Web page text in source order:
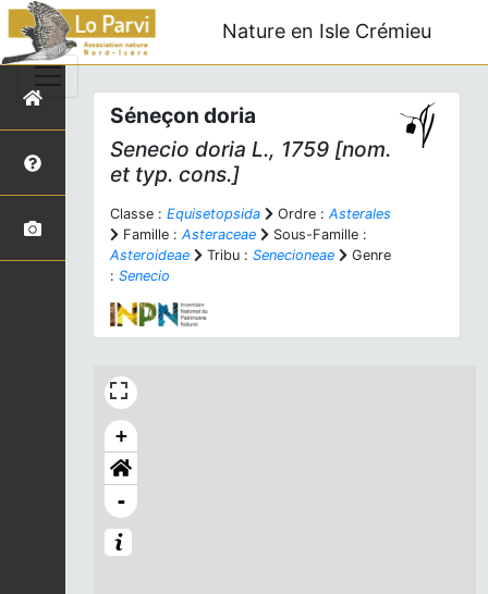
Nature en Isle Crémieu
Séneçon doria
Senecio doria L., 1759 [nom.
et typ. cons.]
Classe : Equisetopsida Ordre : Asterales
Famille : Asteraceae
Sous-Famille :
Asteroideae
Tribu : Senecioneae
Genre
: Senecio
+
-